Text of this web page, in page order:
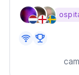
splendide
solo ..